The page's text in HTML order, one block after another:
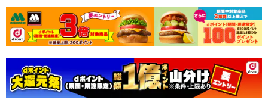
■その他共通および商品カテゴリー別注意事項（※必ずご確認くだ
さい）
こちらの情報は2026年07月09日時点での情報となります。